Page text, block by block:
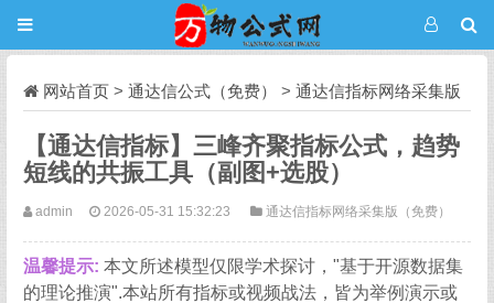
网站首页 > 通达信公式（免费） > 通达信指标网络采集版
（免费） 正文
【通达信指标】三峰齐聚指标公式，趋势
短线的共振工具（副图+选股）
admin 2026-05-31 15:32:23 通达信指标网络采集版（免费）
温馨提示: 本文所述模型仅限学术探讨，"基于开源数据集
的理论推演".本站所有指标或视频战法，皆为举例演示或